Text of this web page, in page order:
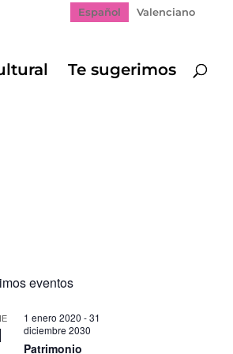
Español Valenciano
Te sugerimos
eventos
1 enero 2020 -31
diciembre 2030
Patrimonio